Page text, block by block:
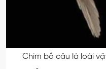
Chim bồ câu là loài